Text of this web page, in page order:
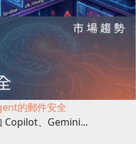
的郵件安全
Copilot、Gemini...